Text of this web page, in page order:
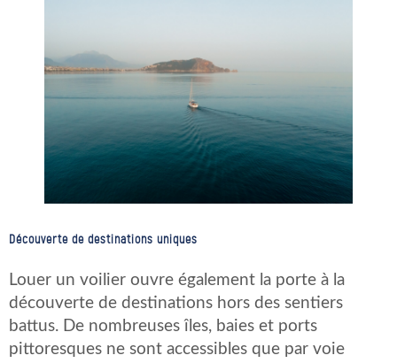
Découverte de destinations uniques
Louer un voilier ouvre également la porte à la
découverte de destinations hors des sentiers
battus. De nombreuses îles, baies et ports
pittoresques ne sont accessibles que par voie